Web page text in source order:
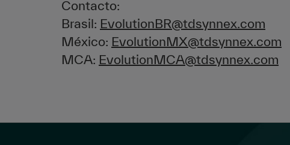
Contacto:
Brasil: EvolutionBR@tdsynnex.com
México: EvolutionMX@tdsynnex.com
MCA: EvolutionMCA@tdsynnex.com